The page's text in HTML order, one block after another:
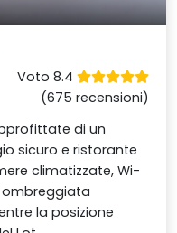
Voto 8.4
(675 recensioni)
di un
sicuro e ristorante
climatizzate, Wi-
ombreggiata
la posizione